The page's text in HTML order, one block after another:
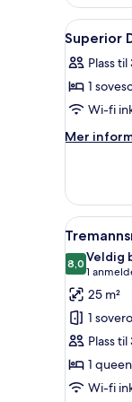
kingsize-
seng
Åpne
alle
bildene
av
Double
8
Superior
Plass
1
Wi-fi
Mer
Mer
Double
Room
Åpne
alle
bildene
av
–
superior
5
8,08,0 av 10
Veldig
1
(1
25 m²
1
Plass
1
Wi-fi